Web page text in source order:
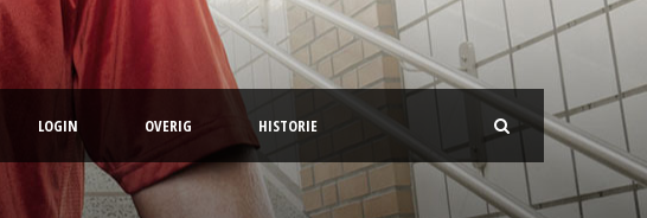
LOGIN OVERIG HISTORIE